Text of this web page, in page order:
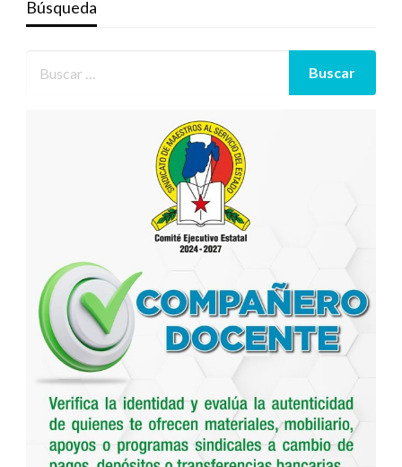
Búsqueda